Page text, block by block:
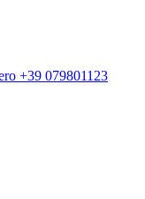
+39 079801123